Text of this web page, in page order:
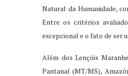
Natural da Humanidade,
Entre os critérios
excepcional e o fato de ser
Além dos Lençóis
Pantanal (MT/MS),